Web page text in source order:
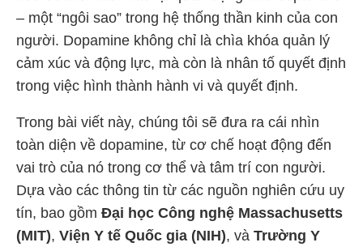
– một “ngôi sao” trong hệ thống thần kinh của con
người. Dopamine không chỉ là chìa khóa quản lý
cảm xúc và động lực, mà còn là nhân tố quyết định
trong việc hình thành hành vi và quyết định.
Trong bài viết này, chúng tôi sẽ đưa ra cái nhìn
toàn diện về dopamine, từ cơ chế hoạt động đến
vai trò của nó trong cơ thể và tâm trí con người.
Dựa vào các thông tin từ các nguồn nghiên cứu uy
tín, bao gồm Đại học Công nghệ Massachusetts
(MIT), Viện Y tế Quốc gia (NIH), và Trường Y